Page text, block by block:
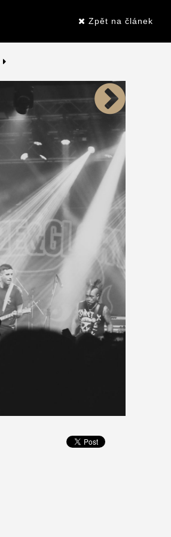
Zpět na článek